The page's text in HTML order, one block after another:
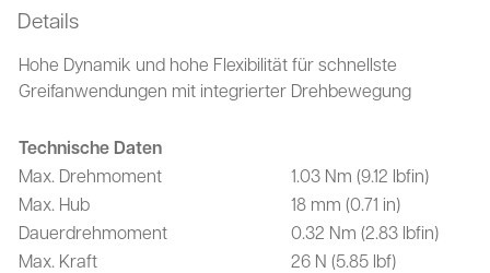
Details
Hohe Dynamik und hohe Flexibilität für schnellste
Greifanwendungen mit integrierter Drehbewegung
Technische Daten
Max. Drehmoment
1.03 Nm (9.12 lbfin)
Max. Hub
18 mm (0.71 in)
Dauerdrehmoment
0.32 Nm (2.83 lbfin)
Max. Kraft
26 N (5.85 lbf)